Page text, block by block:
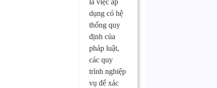
là việc áp
dụng có hệ
thống quy
định của
pháp luật,
các quy
trình nghiệp
vụ để xác